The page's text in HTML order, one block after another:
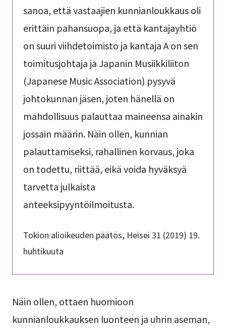
sanoa, että vastaajien kunnianloukkaus oli
erittäin pahansuopa, ja että kantajayhtiö
on suuri viihdetoimisto ja kantaja A on sen
toimitusjohtaja ja Japanin Musiikkiliiton
(Japanese Music Association) pysyvä
johtokunnan jäsen, joten hänellä on
mahdollisuus palauttaa maineensa ainakin
jossain määrin. Näin ollen, kunnian
palauttamiseksi, rahallinen korvaus, joka
on todettu, riittää, eikä voida hyväksyä
tarvetta julkaista
anteeksipyyntöilmoitusta.
Tokion alioikeuden päätös, Heisei 31 (2019) 19.
huhtikuuta
Näin ollen, ottaen huomioon
kunnianloukkauksen luonteen ja uhrin aseman,